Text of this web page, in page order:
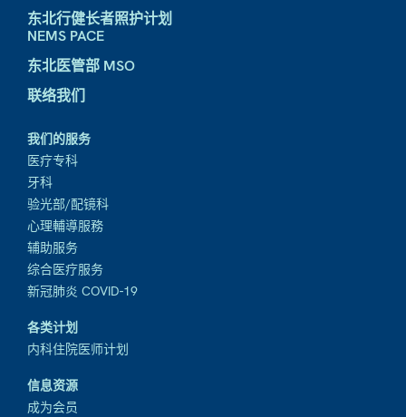
东北行健长者照护计划
NEMS PACE
东北医管部 MSO
联络我们
我们的服务
医疗专科
牙科
验光部/配镜科
心理輔導服務
辅助服务
综合医疗服务
新冠肺炎 COVID-19
各类计划
内科住院医师计划
信息资源
成为会员